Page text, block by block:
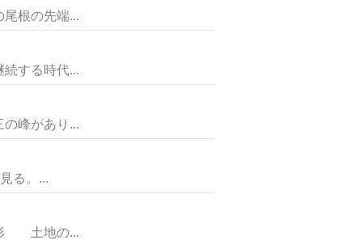
根の先端...
する時代...
峰があり...
る。...
土地の...